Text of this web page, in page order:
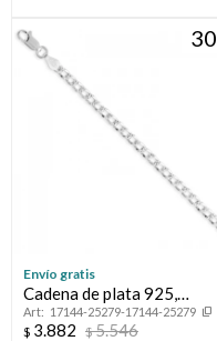
30
Envío gratis
Cadena de plata 925,
GRUMETTE, 60 cm..
17144-25279-17144-25279
$ 3.882 $5.546